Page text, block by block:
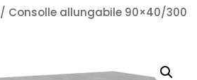
/ Consolle allungabile 90×40/300